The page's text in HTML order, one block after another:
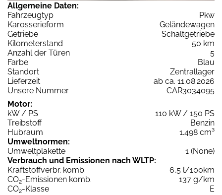
Allgemeine Daten:
Fahrzeugtyp
Pkw
Karosserieform
Geländewagen
Getriebe
Schaltgetriebe
Kilometerstand
50 km
Anzahl der Türen
5
Farbe
Blau
Standort
Zentrallager
Lieferzeit
ab ca. 11.08.2026
Unsere Nummer
CAR3034095
Motor:
kW / PS
110 kW / 150 PS
Treibstoff
Benzin
Hubraum
1.498 cm³
Umweltnormen:
Umweltplakette
1 (None)
Verbrauch und Emissionen nach WLTP:
Kraftstoffverbr. komb.
6,5 l/100km
CO2-Emissionen komb.
137 g/km
CO2-Klasse
E